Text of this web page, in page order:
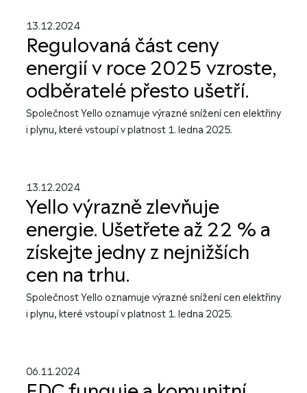
13.12.2024
Regulovaná část ceny
energií v roce 2025 vzroste,
odběratelé přesto ušetří.
Společnost Yello oznamuje výrazné snížení cen elektřiny
i plynu, které vstoupí v platnost 1. ledna 2025.
13.12.2024
Yello výrazně zlevňuje
energie. Ušetřete až 22 % a
získejte jedny z nejnižších
cen na trhu.
Společnost Yello oznamuje výrazné snížení cen elektřiny
i plynu, které vstoupí v platnost 1. ledna 2025.
06.11.2024